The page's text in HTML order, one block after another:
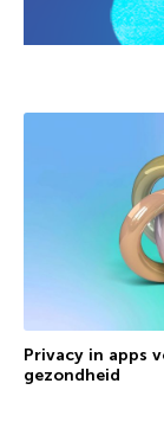
Privacy in apps
gezondheid